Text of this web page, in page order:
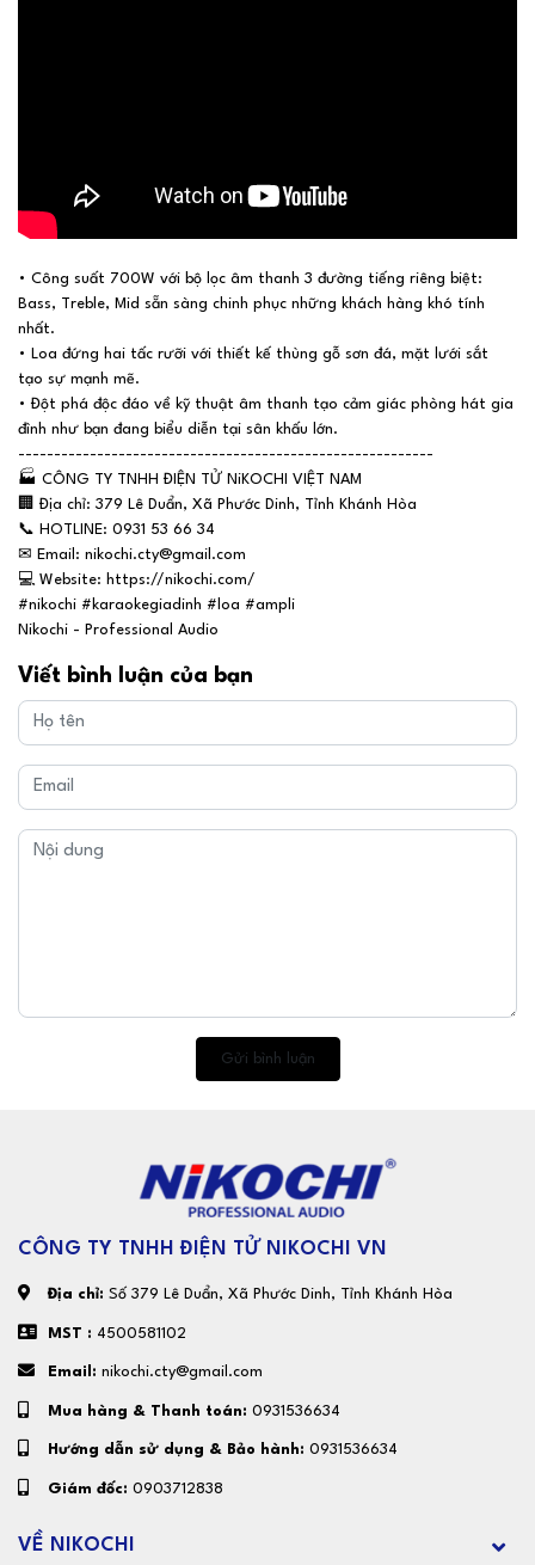
• Công suất 700W với bộ lọc âm thanh 3 đường tiếng riêng biệt:
Bass, Treble, Mid sẵn sàng chinh phục những khách hàng khó tính
nhất.
• Loa đứng hai tấc rưỡi với thiết kế thùng gỗ sơn đá, mặt lưới sắt
tạo sự mạnh mẽ.
• Đột phá độc đáo về kỹ thuật âm thanh tạo cảm giác phòng hát gia
đình như bạn đang biểu diễn tại sân khấu lớn.
----------------------------------------------------------
🏭 CÔNG TY TNHH ĐIỆN TỬ NiKOCHI VIỆT NAM
🏢 Địa chỉ: 379 Lê Duẩn, Xã Phước Dinh, Tỉnh Khánh Hòa
📞 HOTLINE: 0931 53 66 34
✉ Email: nikochi.cty@gmail.com
💻 Website: https://nikochi.com/
#nikochi #karaokegiadinh #loa #ampli
Nikochi - Professional Audio
Viết bình luận của bạn
Gửi bình luận
CÔNG TY TNHH ĐIỆN TỬ NIKOCHI VN
Địa chỉ: Số 379 Lê Duẩn, Xã Phước Dinh, Tỉnh Khánh Hòa
MST : 4500581102
Email: nikochi.cty@gmail.com
Mua hàng & Thanh toán: 0931536634
Hướng dẫn sử dụng & Bảo hành: 0931536634
Giám đốc: 0903712838
VỀ NIKOCHI